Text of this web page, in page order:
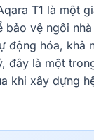
T1 là một
bảo vệ ngôi
động hóa, khả
đây là một
khi xây dựng